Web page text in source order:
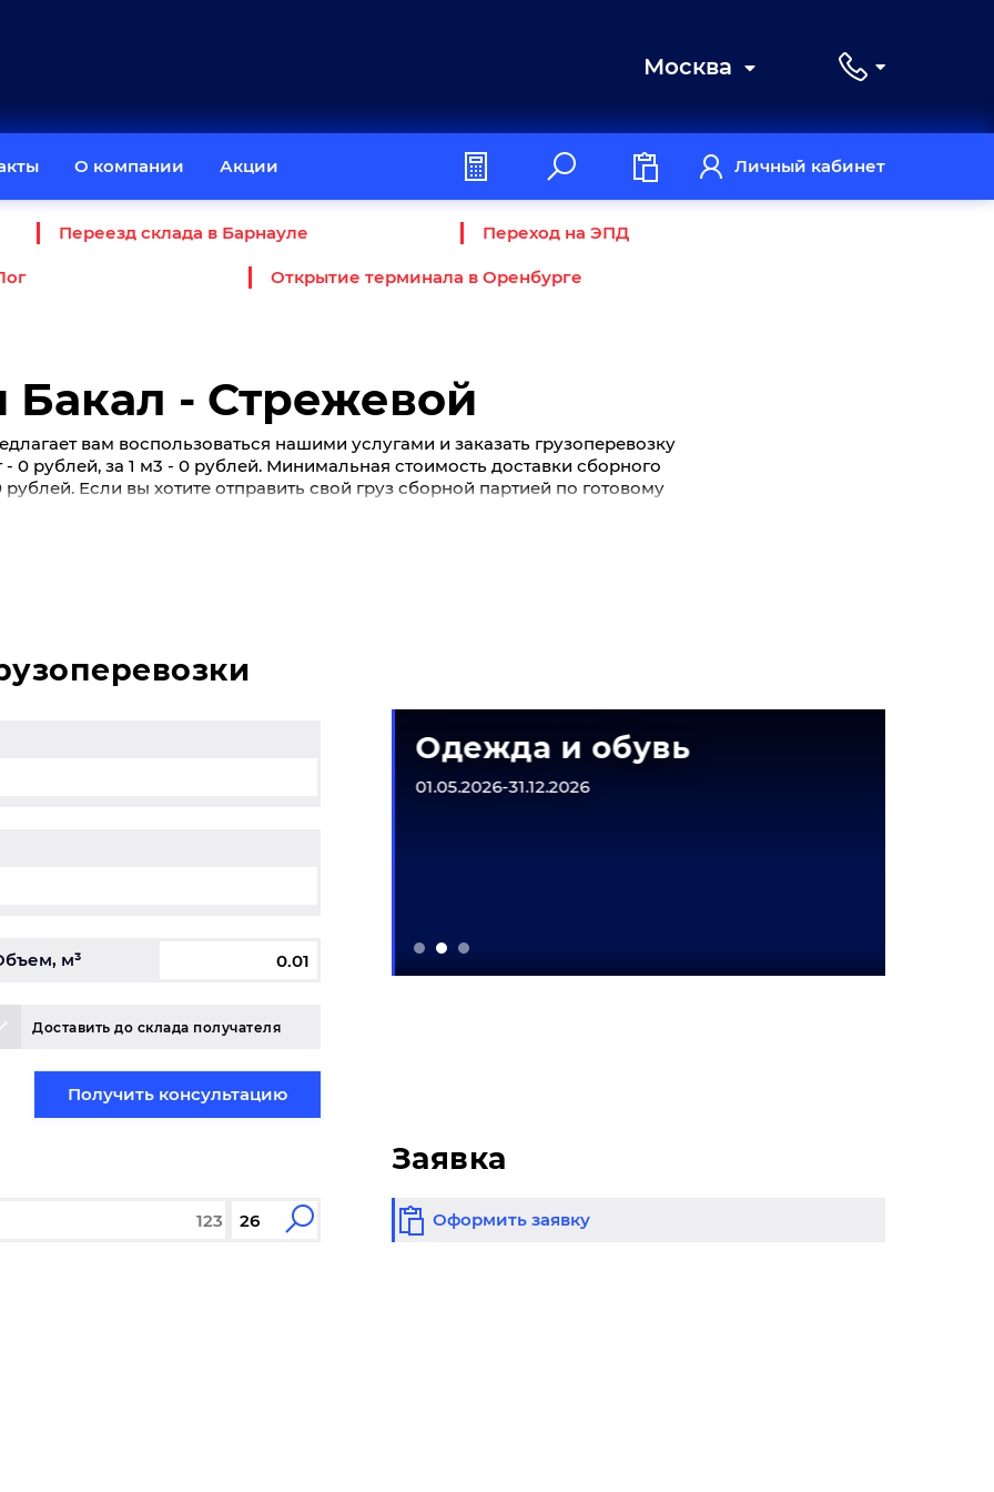
Москва
О компании Акции Личный кабинет
Переезд склада в Барнауле Переход на ЭПД
Открытие терминала в Оренбурге
Бакал - Стрежевой
вам воспользоваться нашими услугами и заказать грузоперевозку
0 рублей, за 1 м3 - 0 рублей. Минимальная стоимость доставки сборного
Если вы хотите отправить свой груз сборной партией по готовому
м³
Доставить до склада получателя
Получить консультацию
Одежда и обувь
01.05.2026-31.12.2026
Заявка
Оформить заявку